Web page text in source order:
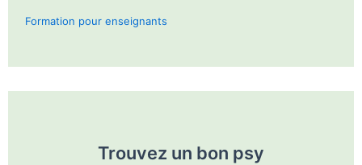
Formation pour enseignants
Trouvez un bon psy